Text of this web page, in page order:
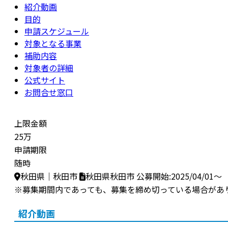
紹介動画
目的
申請スケジュール
対象となる事業
補助内容
対象者の詳細
公式サイト
お問合せ窓口
上限金額
25万
申請期限
随時
秋田県｜秋田市
秋田県秋田市 公募開始:2025/04/01～
※募集期間内であっても、募集を締め切っている場合があ
紹介動画